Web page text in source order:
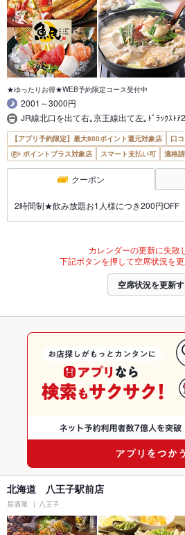
★ゆったりお得★WEB予約限定コース受付中
2001～3000円
JR線北口を出て右｡京王線出て左｡ﾄﾞﾗｯｸｽﾄｱ
【アプリ予約限定】最大800ポイント還元対象店 口
ポイントプラス対象店
スマート支払い可 適格
クーポン
2時間制★飲み放題お1人様につき200円OFF
カレンダーの更新に失敗
下記ボタンを押して空席状況を更
空席状況を更新
北海道 八王子駅前店
居酒屋 八王子